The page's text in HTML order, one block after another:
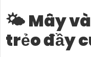
🌤️ Mây
trẻo đầy